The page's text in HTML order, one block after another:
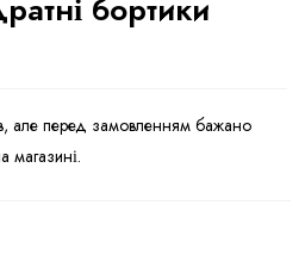
бортики
але перед замовленням бажано
магазині.